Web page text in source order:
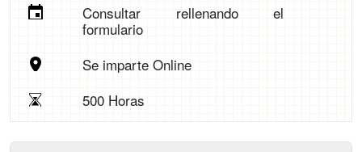
Consultar rellenando el
formulario
Se imparte Online
500 Horas